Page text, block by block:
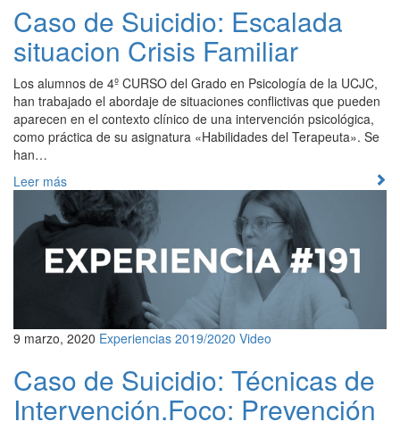
Caso de Suicidio: Escalada
situacion Crisis Familiar
Los alumnos de 4º CURSO del Grado en Psicología de la UCJC,
han trabajado el abordaje de situaciones conflictivas que pueden
aparecen en el contexto clínico de una intervención psicológica,
como práctica de su asignatura «Habilidades del Terapeuta». Se
han…
Leer más
9 marzo, 2020 Experiencias 2019/2020 Video
Caso de Suicidio: Técnicas de
Intervención.Foco: Prevención